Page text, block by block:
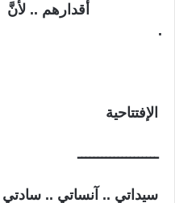
أقدارهم .. لأنَّ
.
الإفتتاحية
ــــــــــــــــــــ
سيداتي .. آنساتي .. سادتي